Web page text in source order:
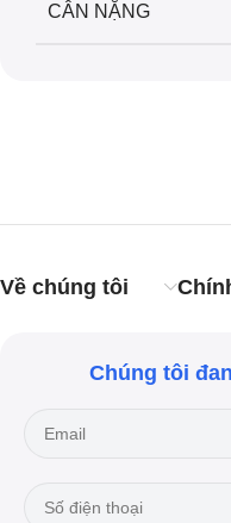
CÂN NẶNG
Về chúng tôi
Chúng tôi